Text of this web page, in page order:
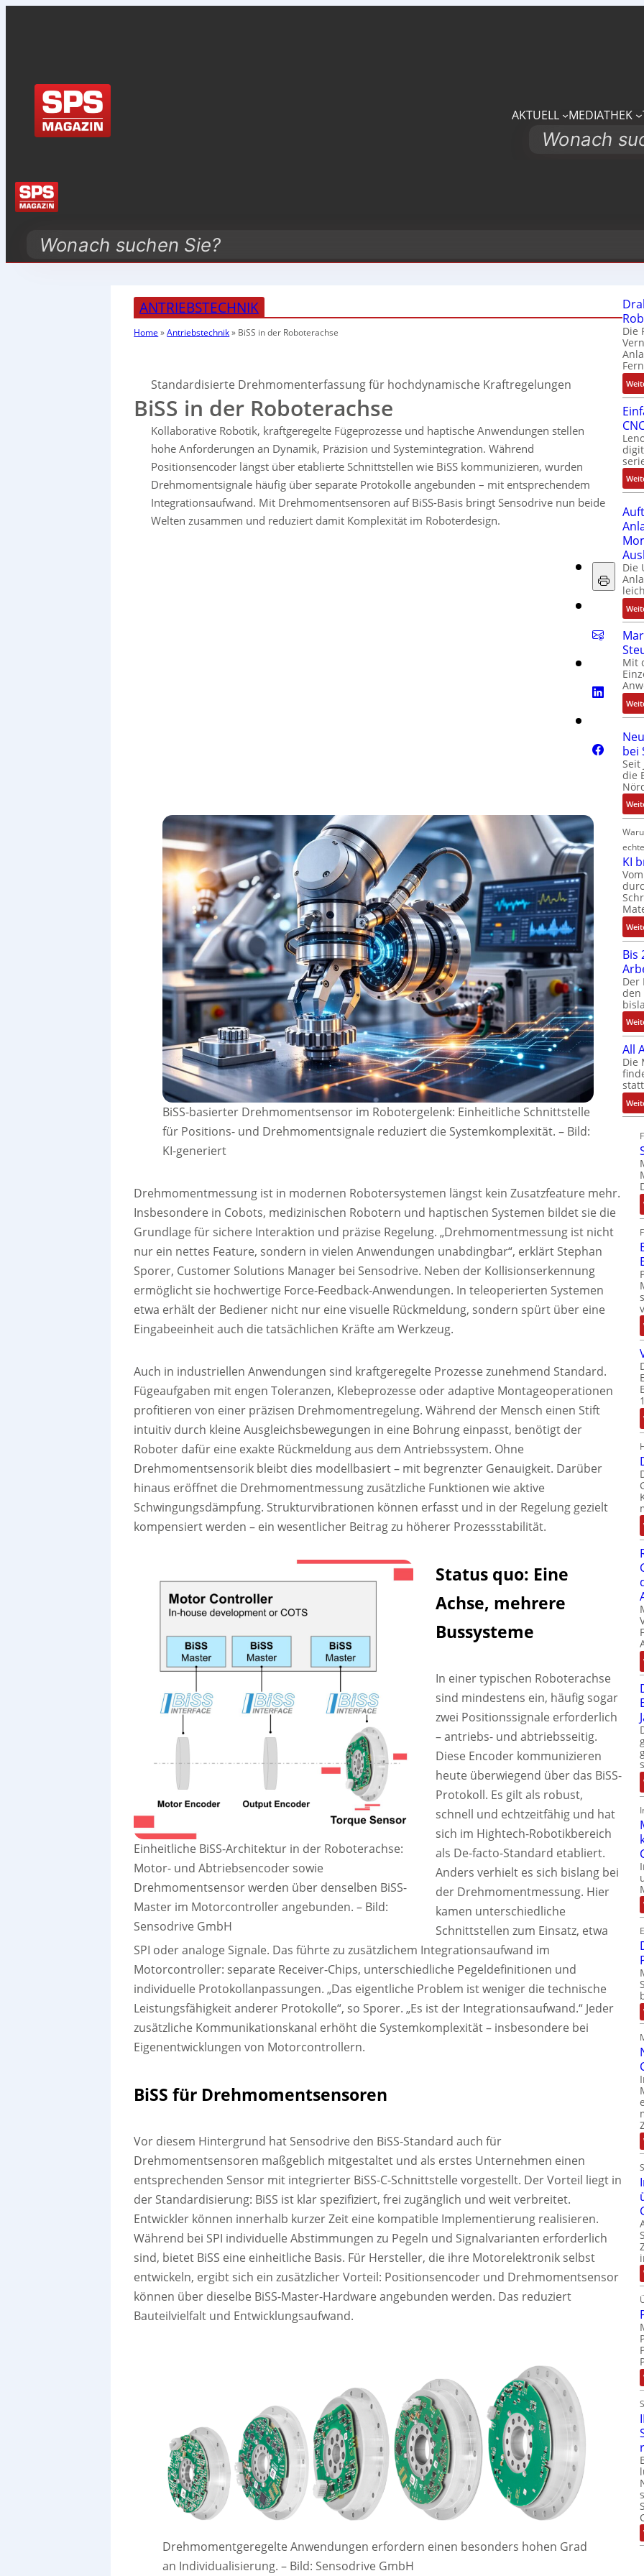
AKTUELL MEDIATHEK
Search
Search
ANTRIEBSTECHNIK
Home »Antriebstechnik» BiSS in der Roboterachse
Standardisierte Drehmomenterfassung für hochdynamische Kraftregelungen
BiSS in der Roboterachse
Kollaborative Robotik, kraftgeregelte Fügeprozesse und haptische Anwendungen stellen
hohe Anforderungen an Dynamik, Präzision und Systemintegration. Während
Positionsencoder längst über etablierte Schnittstellen wie BiSS kommunizieren, wurden
Drehmomentsignale häufig über separate Protokolle angebunden – mit entsprechendem
Integrationsaufwand. Mit Drehmomentsensoren auf BiSS-Basis bringt Sensodrive nun beide
Welten zusammen und reduziert damit Komplexität im Roboterdesign.
BiSS-basierter Drehmomentsensor im Robotergelenk: Einheitliche Schnittstelle
für Positions- und Drehmomentsignale reduziert die Systemkomplexität. – Bild:
KI-generiert
Drehmomentmessung ist in modernen Robotersystemen längst kein Zusatzfeature mehr.
Insbesondere in Cobots, medizinischen Robotern und haptischen Systemen bildet sie die
Grundlage für sichere Interaktion und präzise Regelung. „Drehmomentmessung ist nicht
nur ein nettes Feature, sondern in vielen Anwendungen unabdingbar“, erklärt Stephan
Sporer, Customer Solutions Manager bei Sensodrive. Neben der Kollisionserkennung
ermöglicht sie hochwertige Force-Feedback-Anwendungen. In teleoperierten Systemen
etwa erhält der Bediener nicht nur eine visuelle Rückmeldung, sondern spürt über eine
Eingabeeinheit auch die tatsächlichen Kräfte am Werkzeug.
Auch in industriellen Anwendungen sind kraftgeregelte Prozesse zunehmend Standard.
Fügeaufgaben mit engen Toleranzen, Klebeprozesse oder adaptive Montageoperationen
profitieren von einer präzisen Drehmomentregelung. Während der Mensch einen Stift
intuitiv durch kleine Ausgleichsbewegungen in eine Bohrung einpasst, benötigt der
Roboter dafür eine exakte Rückmeldung aus dem Antriebssystem. Ohne
Drehmomentsensorik bleibt dies modellbasiert – mit begrenzter Genauigkeit. Darüber
hinaus eröffnet die Drehmomentmessung zusätzliche Funktionen wie aktive
Schwingungsdämpfung. Strukturvibrationen können erfasst und in der Regelung gezielt
kompensiert werden – ein wesentlicher Beitrag zu höherer Prozessstabilität.
Einheitliche BiSS-Architektur in der Roboterachse:
Motor- und Abtriebsencoder sowie
Drehmomentsensor werden über denselben BiSS-
Master im Motorcontroller angebunden. – Bild:
Sensodrive GmbH
Status quo: Eine
Achse, mehrere
Bussysteme
In einer typischen Roboterachse
sind mindestens ein, häufig sogar
zwei Positionssignale erforderlich
– antriebs- und abtriebsseitig.
Diese Encoder kommunizieren
heute überwiegend über das BiSS-
Protokoll. Es gilt als robust,
schnell und echtzeitfähig und hat
sich im Hightech-Robotikbereich
als De-facto-Standard etabliert.
Anders verhielt es sich bislang bei
der Drehmomentmessung. Hier
kamen unterschiedliche
Schnittstellen zum Einsatz, etwa
SPI oder analoge Signale. Das führte zu zusätzlichem Integrationsaufwand im
Motorcontroller: separate Receiver-Chips, unterschiedliche Pegeldefinitionen und
individuelle Protokollanpassungen. „Das eigentliche Problem ist weniger die technische
Leistungsfähigkeit anderer Protokolle“, so Sporer. „Es ist der Integrationsaufwand.“ Jeder
zusätzliche Kommunikationskanal erhöht die Systemkomplexität – insbesondere bei
Eigenentwicklungen von Motorcontrollern.
BiSS für Drehmomentsensoren
Vor diesem Hintergrund hat Sensodrive den BiSS-Standard auch für
Drehmomentsensoren maßgeblich mitgestaltet und als erstes Unternehmen einen
entsprechenden Sensor mit integrierter BiSS-C-Schnittstelle vorgestellt. Der Vorteil liegt in
der Standardisierung: BiSS ist klar spezifiziert, frei zugänglich und weit verbreitet.
Entwickler können innerhalb kurzer Zeit eine kompatible Implementierung realisieren.
Während bei SPI individuelle Abstimmungen zu Pegeln und Signalvarianten erforderlich
sind, bietet BiSS eine einheitliche Basis. Für Hersteller, die ihre Motorelektronik selbst
entwickeln, ergibt sich ein zusätzlicher Vorteil: Positionsencoder und Drehmomentsensor
können über dieselbe BiSS-Master-Hardware angebunden werden. Das reduziert
Bauteilvielfalt und Entwicklungsaufwand.
Drehmomentgeregelte Anwendungen erfordern einen besonders hohen Grad
an Individualisierung. – Bild: Sensodrive GmbH
Die
Die
Mit
bei
Seit
die
KI
Bis
Der
den
All
Die